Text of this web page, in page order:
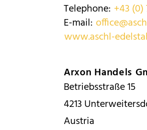
Telephone: +43
E-mail:
www.aschl-
Arxon Handels
Betriebsstraße 15
4213
Austria